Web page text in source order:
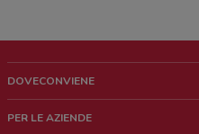
DOVECONVIENE
PER LE AZIENDE